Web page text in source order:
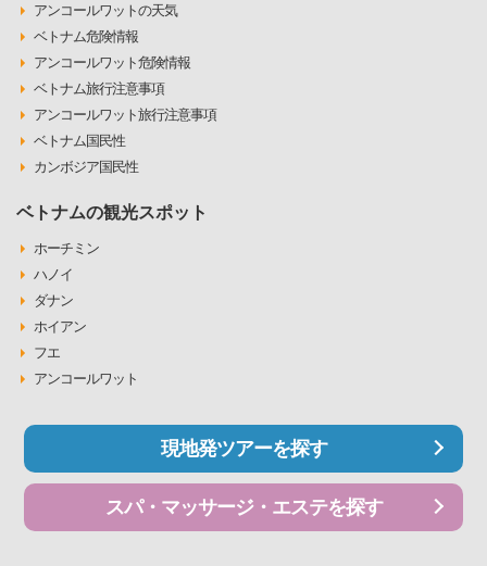
アンコールワットの天気
ベトナム危険情報
アンコールワット危険情報
ベトナム旅行注意事項
アンコールワット旅行注意事項
ベトナム国民性
カンボジア国民性
ベトナムの観光スポット
ホーチミン
ハノイ
ダナン
ホイアン
フエ
アンコールワット
現地発ツアーを探す
スパ・マッサージ・エステを探す